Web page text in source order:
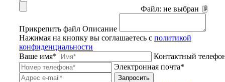
Файл: не выбран
Прикрепить файл Описание
Нажимая на кнопку вы соглашаетесь с политикой
конфиденциальности
Ваше имя*
Контактный
Электронная почта*
Запросить